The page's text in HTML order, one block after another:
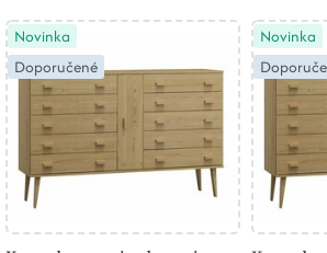
Novinka
Doporučené
Novinka